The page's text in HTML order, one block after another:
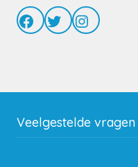
Facebook
TwitterInstagram
Veelgestelde vragen